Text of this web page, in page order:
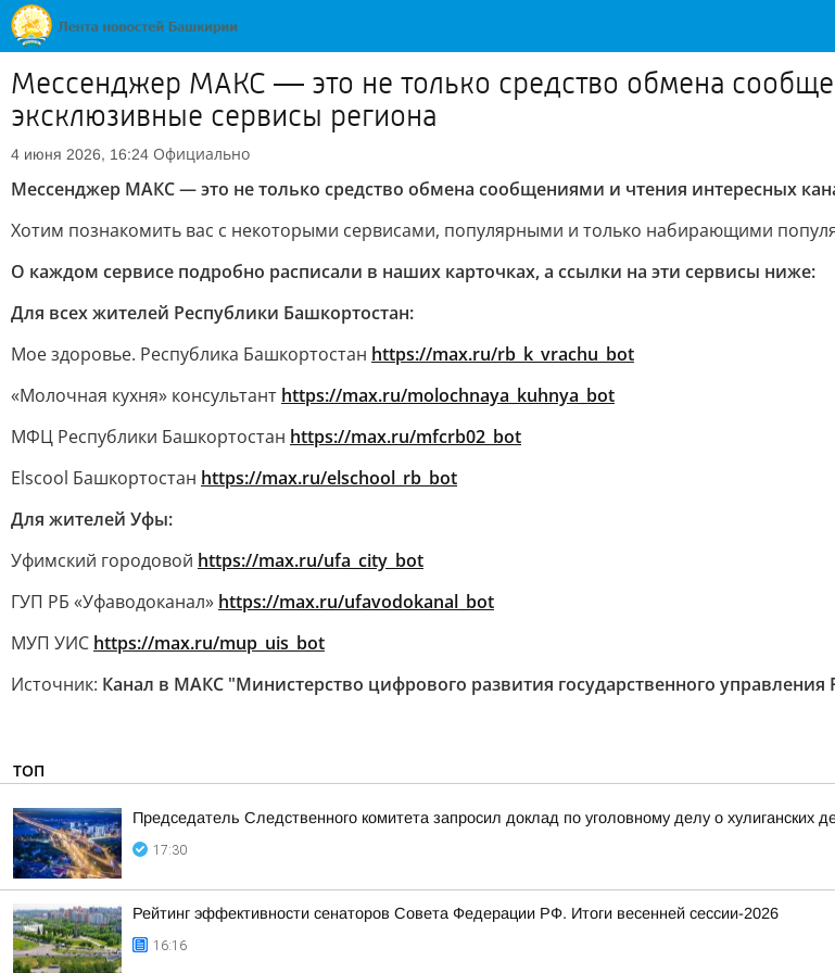
Мессенджер МАКС — это не только средство обмена
эксклюзивные сервисы региона
4 июня 2026, 16:24 Официально
Мессенджер МАКС — это не только средство обмена сообщениями и чтения интересных
Хотим познакомить вас с некоторыми сервисами, популярными и только набирающими
О каждом сервисе подробно расписали в наших карточках, а ссылки на эти сервисы ниже:
Для всех жителей Республики Башкортостан:
Мое здоровье. Республика Башкортостан https://max.ru/rb_k_vrachu_bot
«Молочная кухня» консультант https://max.ru/molochnaya_kuhnya_bot
МФЦ Республики Башкортостан https://max.ru/mfcrb02_bot
Elscool Башкортостан https://max.ru/elschool_rb_bot
Для жителей Уфы:
Уфимский городовой https://max.ru/ufa_city_bot
ГУП РБ «Уфаводоканал» https://max.ru/ufavodokanal_bot
МУП УИС https://max.ru/mup_uis_bot
Источник: Канал в МАКС "Министерство цифрового развития государственного управления
ТОП
Председатель Следственного комитета запросил доклад по уголовному делу о хулиганских
17:30
Рейтинг эффективности сенаторов Совета Федерации РФ. Итоги весенней сессии-2026
16:16